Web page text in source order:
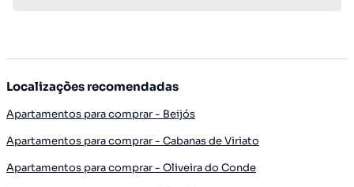
Localizações recomendadas
Apartamentos para comprar - Beijós
Apartamentos para comprar - Cabanas de Viriato
Apartamentos para comprar - Oliveira do Conde